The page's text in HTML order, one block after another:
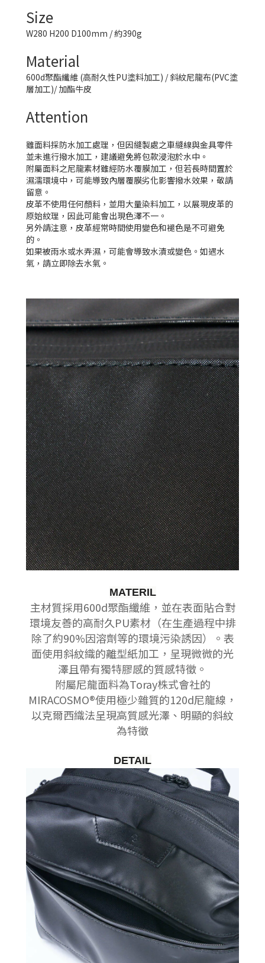
Size
W280 H200 D100mm / 約390g
Material
600d聚酯纖維 (高耐久性PU塗料加工) / 斜紋尼龍布(PVC塗
層加工)/ 加酯牛皮
Attention
雖面料採防水加工處理，但因縫製處之車縫線與金具零件
並未進行撥水加工，建議避免將包款浸泡於水中。
附屬面料之尼龍素材雖經防水覆膜加工，但若長時間置於
濕濡環境中，可能導致內層覆膜劣化影響撥水效果，敬請
留意。
皮革不使用任何顏料，並用大量染料加工，以展現皮革的
原始紋理，因此可能會出現色澤不一。
另外請注意，皮革經常時間使用變色和褪色是不可避免
的。
如果被雨水或水弄濕，可能會導致水漬或變色。如遇水
氣，請立即除去水氣。
MATERIL
主材質採用600d聚酯纖維，並在表面貼合對
環境友善的高耐久PU素材（在生產過程中排
除了約90%因溶劑等的環境污染誘因）。 表
面使用斜紋織的離型紙加工，呈現微微的光
澤且帶有獨特膠感的質感特徵。
附屬尼龍面料為Toray株式會社的
MIRACOSMO®使用極少雜質的120d尼龍線，
以克爾西織法呈現高質感光澤、明顯的斜紋
為特徵
DETAIL